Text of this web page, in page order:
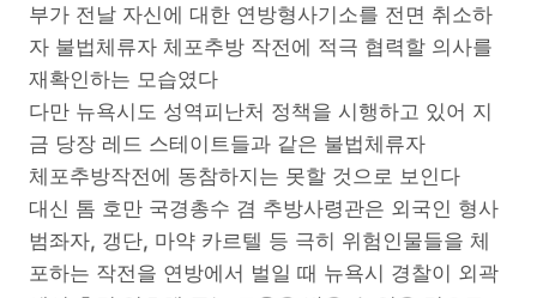
부가 전날 자신에 대한 연방형사기소를 전면 취소하
자 불법체류자 체포추방 작전에 적극 협력할 의사를
재확인하는 모습였다
다만 뉴욕시도 성역피난처 정책을 시행하고 있어 지
금 당장 레드 스테이트들과 같은 불법체류자
체포추방작전에 동참하지는 못할 것으로 보인다
대신 톰 호만 국경총수 겸 추방사령관은 외국인 형사
범좌자, 갱단, 마약 카르텔 등 극히 위험인물들을 체
포하는 작전을 연방에서 벌일 때 뉴욕시 경찰이 외곽